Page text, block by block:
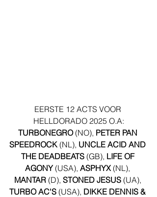
EERSTE 12 ACTS VOOR
HELLDORADO 2025 O.A:
TURBONEGRO (NO), PETER PAN
SPEEDROCK (NL), UNCLE ACID AND
THE DEADBEATS (GB), LIFE OF
AGONY (USA), ASPHYX (NL),
MANTAR (D), STONED JESUS (UA),
TURBO AC'S (USA), DIKKE DENNIS &